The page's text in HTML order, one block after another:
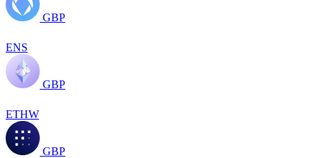
GBP
ENS
GBP
ETHW
GBP